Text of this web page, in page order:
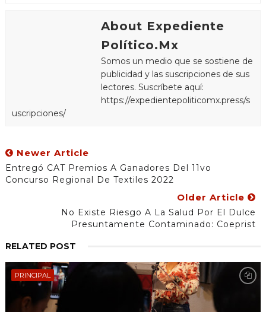
About Expediente
Político.Mx
Somos un medio que se sostiene de
publicidad y las suscripciones de sus
lectores. Suscríbete aquí:
https://expedientepoliticomx.press/s
uscripciones/
Newer Article
Entregó CAT Premios A Ganadores Del 11vo
Concurso Regional De Textiles 2022
Older Article
No Existe Riesgo A La Salud Por El Dulce
Presuntamente Contaminado: Coeprist
RELATED POST
PRINCIPAL